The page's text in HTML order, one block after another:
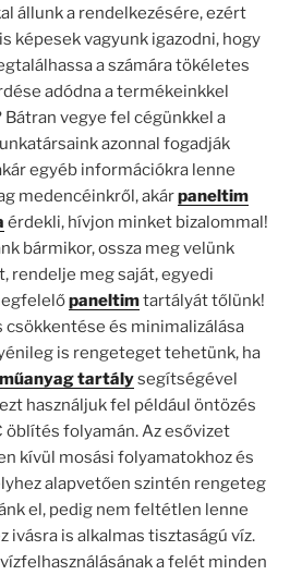
állunk a rendelkezésére, ezért
képesek vagyunk igazodni, hogy
a számára tökéletes
adódna a termékeinkkel
Bátran vegye fel cégünkkel a
azonnal fogadják
egyéb információkra lenne
medencéinkről, akárpaneltim
érdekli, hívjon minket bizalommal!
bármikor, ossza meg velünk
rendelje meg saját, egyedi
paneltimtartályát tőlünk!
csökkentése és minimalizálása
is rengeteget tehetünk, ha
műanyag tartálysegítségével
használjuk fel például öntözés
öblítés folyamán. Az esővizet
kívül mosási folyamatokhoz és
alapvetően szintén rengeteg
el, pedig nem feltétlen lenne
ivásra is alkalmas tisztaságú víz.
a felét minden